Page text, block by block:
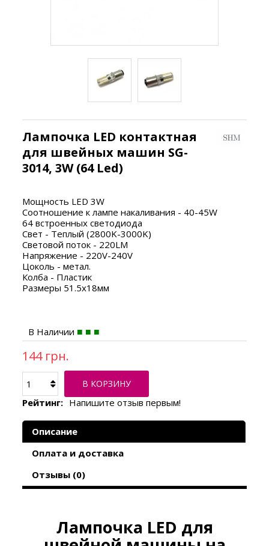
Лампочка LED контактная
для швейных машин SG-
3014, 3W (64 Led)
Мощность LED 3W
Соотношение к лампе накаливания - 40-45W
64 встроенных светодиода
Свет - Теплый (2800K-3000K)
Световой поток - 220LM
Напряжение - 220V-240V
Цоколь - метал.
Колба - Пластик
Размеры 51.5х18мм
В Наличии
144 грн.
В КОРЗИНУ
Рейтинг: Напишите отзыв первым!
Описание
Оплата и доставка
Отзывы (0)
Лампочка LED для